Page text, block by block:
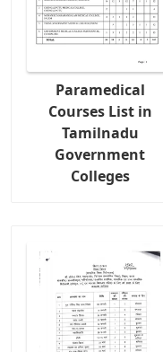
Paramedical
Courses List in
Tamilnadu
Government
Colleges